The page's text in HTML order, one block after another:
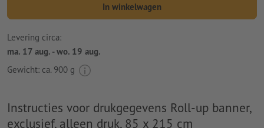
In winkelwagen
Levering circa:
ma. 17 aug. - wo. 19 aug.
Gewicht: ca. 900 g
Instructies voor drukgegevens Roll-up banner,
exclusief, alleen druk, 85 x 215 cm